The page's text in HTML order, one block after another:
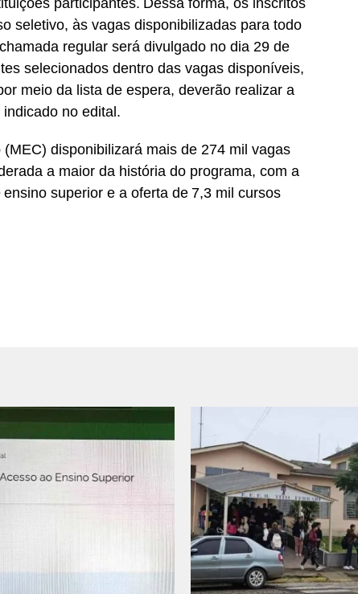
participantes. Dessa forma, os inscritos
seletivo, às vagas disponibilizadas para todo
regular será divulgado no dia 29 de
selecionados dentro das vagas disponíveis,
meio da lista de espera, deverão realizar a
no edital.
disponibilizará mais de 274 mil vagas
a maior da história do programa, com a
superior e a oferta de 7,3 mil cursos